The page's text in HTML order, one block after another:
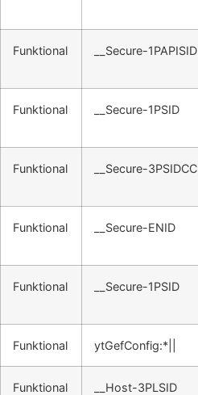
Funktional __Secure-1PAPISID
Funktional __Secure-1PSID
Funktional __Secure-3PSIDCC
Funktional __Secure-ENID
Funktional __Secure-1PSID
Funktional ytGefConfig:*||
Funktional __Host-3PLSID